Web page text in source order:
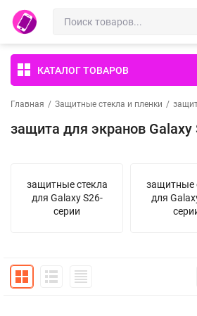
КАТАЛОГ ТОВАРОВ
Главная / Защитные стекла и пленки /
защита для экранов Galaxy
защитные стекла
для Galaxy S26-
серии
защитные
для